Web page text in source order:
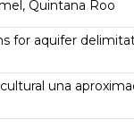
Quintana Roo
for aquifer
una